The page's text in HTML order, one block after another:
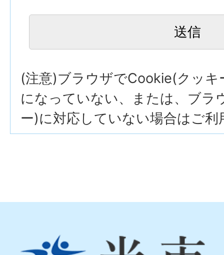
(注意)ブラウザでCookie(クッキ
になっていない、または、ブラ
ー)に対応していない場合はご利